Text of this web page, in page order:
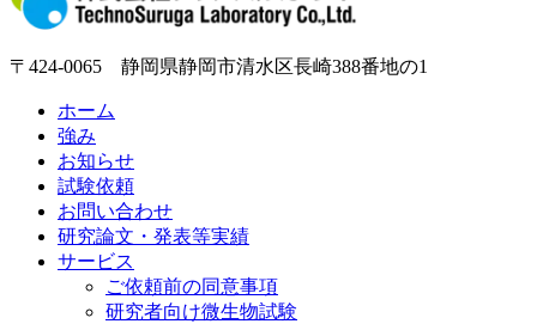
〒424-0065 静岡県静岡市清水区長崎388番地の1
ホーム
強み
お知らせ
試験依頼
お問い合わせ
研究論文・発表等実績
サービス
ご依頼前の同意事項
研究者向け微生物試験